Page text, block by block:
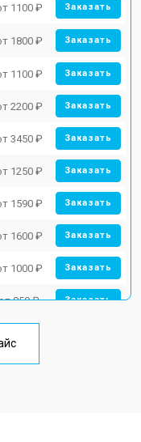
1100 ₽ Заказать
1800 ₽ Заказать
1100 ₽ Заказать
2200 ₽ Заказать
3450 ₽ Заказать
1250 ₽ Заказать
1590 ₽ Заказать
1600 ₽ Заказать
1000 ₽ Заказать
850 ₽ Заказать
2000 ₽